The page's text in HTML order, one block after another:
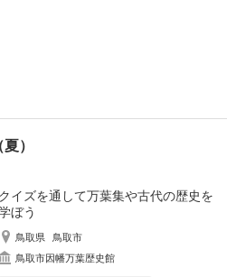
）
クイズを通して万葉集や古代の歴史を
ぼう
鳥取県
鳥取市
鳥取市因幡万葉歴史館